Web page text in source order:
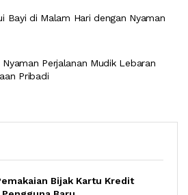
Bayi di Malam Hari dengan Nyaman
Perjalanan Mudik Lebaran
Pribadi
Bijak Kartu Kredit